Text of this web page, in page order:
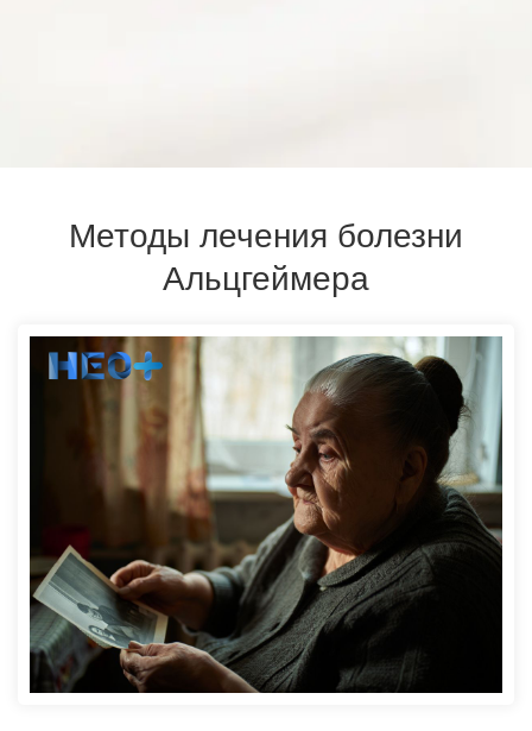
Методы лечения болезни
Альцгеймера